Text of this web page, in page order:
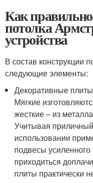
Как
потолка
устройства
В состав конструкции
следующие элементы:
Декоративные
Мягкие
жесткие – из
Учитывая
использовании
подвесы усиленного
приходиться
плиты практически